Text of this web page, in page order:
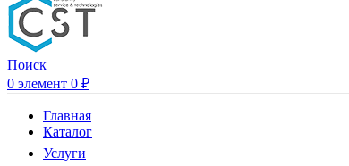
Поиск
0 элемент 0 ₽
Главная
Каталог
Услуги